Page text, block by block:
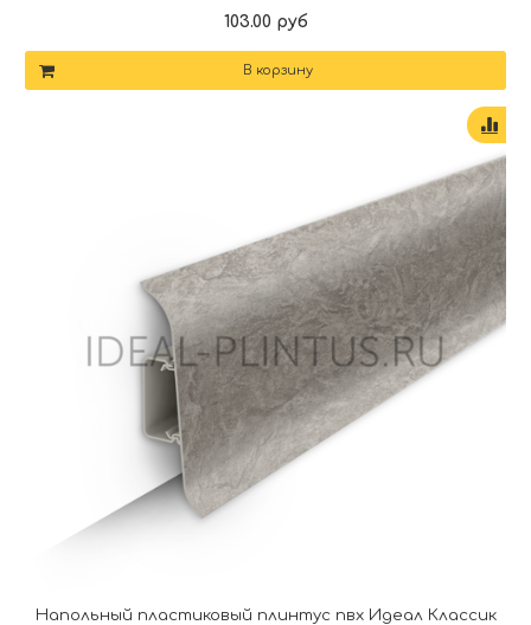
103.00 руб
В корзину
Напольный пластиковый плинтус пвх Идеал Классик